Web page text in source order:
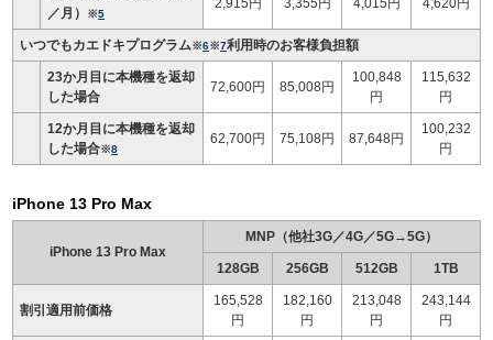
／月）
※5
2,915円 3,355円 4,015円 4,620円
いつでもカエドキプログラム※6※7利用時のお客様負担額
23か月目に本機種を返却
した場合
72,600円 85,008円
100,848
円
115,632
円
12か月目に本機種を返却
した場合※8
62,700円 75,108円 87,648円
100,232
円
iPhone 13 Pro Max
iPhone 13 Pro Max
MNP（他社3G／4G／5G→5G）
128GB 256GB 512GB 1TB
割引適用前価格
165,528
円
182,160
円
213,048
円
243,144
円